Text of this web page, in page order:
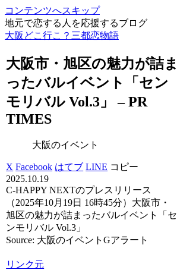
コンテンツへスキップ
地元で恋する人を応援するブログ
大阪どこ行こ？三都恋物語
大阪市・旭区の魅力が詰ま
ったバルイベント
「セン
モリバル Vol.3」 – PR
TIMES
大阪のイベント
X Facebook はてブ LINE コピー
2025.10.19
C-HAPPY NEXTのプレスリリース
（2025年10月19日 16時45分）大阪市・
旭区の魅力が詰まったバルイベント「セ
ンモリバル Vol.3」
Source: 大阪のイベントGアラート
リンク元